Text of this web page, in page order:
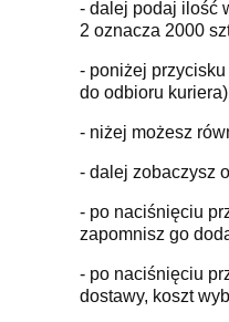
- dalej podaj ilość
2 oznacza 2000
- poniżej
do odbioru kuriera)
- niżej możesz
- dalej zobaczysz
- po naciśnięciu
zapomnisz go
- po naciśnięciu
dostawy, koszt